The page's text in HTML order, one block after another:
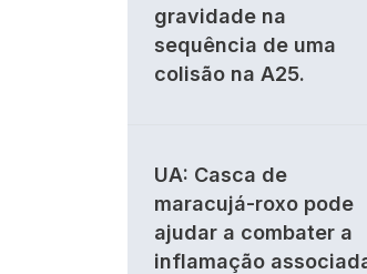
gravidade na
sequência de uma
colisão na A25.
UA: Casca de
maracujá-roxo pode
ajudar a combater a
inflamação